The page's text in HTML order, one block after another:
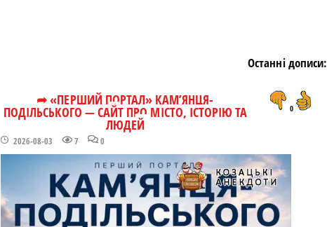
Останні дописи:
➦ «ПЕРШИЙ ПОРТАЛ» КАМ’ЯНЦЯ-
ПОДІЛЬСЬКОГО — САЙТ ПРО МІСТО, ІСТОРІЮ ТА
ЛЮДЕЙ
2026-08-03 7 0
0